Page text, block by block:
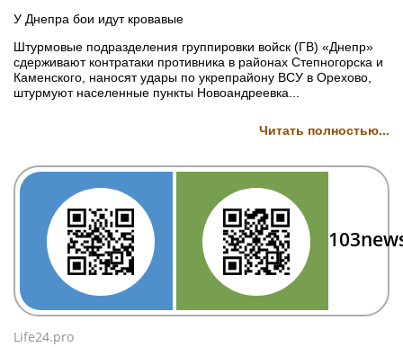
У Днепра бои идут кровавые
Штурмовые подразделения группировки войск (ГВ) «Днепр»
сдерживают контратаки противника в районах Степногорска и
Каменского, наносят удары по укрепрайону ВСУ в Орехово,
штурмуют населенные пункты Новоандреевка...
Читать полностью...
Life24.pro